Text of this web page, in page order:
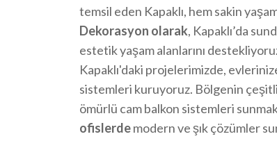
temsil eden Kapaklı, hem sakin
Dekorasyon olarak, Kapaklı’da
estetik yaşam alanlarını
Kapaklı'daki projelerimizde,
sistemleri kuruyoruz. Bölgenin
ömürlü cam balkon sistemleri
ofislerdemodern ve şık çözümler